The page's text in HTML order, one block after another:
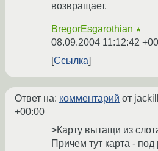
возвращает.
BregorEsgarothian ★
08.09.2004 11:12:42
Ссылка
Ответ на: комментарий от jackill
+00:00
>Карту вытащи из
Причем тут карта - под